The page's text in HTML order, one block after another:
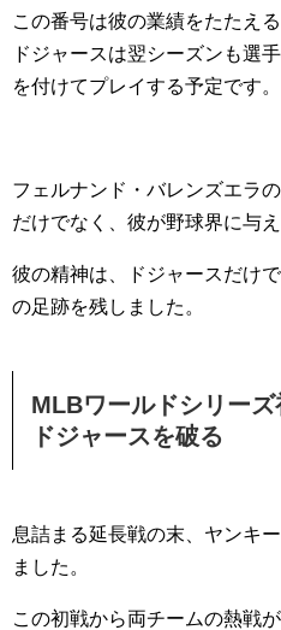
この番号は彼の業績をたたえ
ドジャースは翌シーズンも選
を付けてプレイする予定です。
フェルナンド・バレンズエラ
だけでなく、彼が野球界に与
彼の精神は、ドジャースだけ
の足跡を残しました。
MLBワールドシリー
ドジャースを破る
息詰まる延長戦の末、ヤンキ
ました。
この初戦から両チームの熱戦